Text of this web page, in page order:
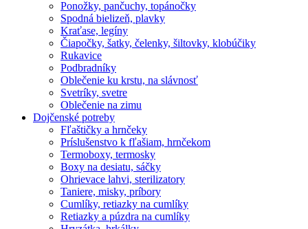
Ponožky, pančuchy, topánočky
Spodná bielizeň, plavky
Kraťase, legíny
Čiapočky, šatky, čelenky, šiltovky, klobúčiky
Rukavice
Podbradníky
Oblečenie ku krstu, na slávnosť
Svetríky, svetre
Oblečenie na zimu
Dojčenské potreby
Fľaštičky a hrnčeky
Príslušenstvo k fľašiam, hrnčekom
Termoboxy, termosky
Boxy na desiatu, sáčky
Ohrievace lahvi, sterilizatory
Taniere, misky, príbory
Cumlíky, retiazky na cumlíky
Retiazky a púzdra na cumlíky